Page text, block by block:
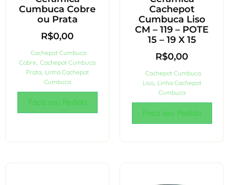
Cumbuca Cobre
ou Prata
R$0,00
Cachepot Cumbuca
Cobre, Cachepot Cumbuca
Prata, Linha Cachepot
Cumbuca
Faça seu Pedido
Cachepot
Cumbuca Liso
CM – 119 – POTE
15 – 19 X 15
R$0,00
Cachepot Cumbuca
Liso, Linha Cachepot
Cumbuca
Faça seu Pedido